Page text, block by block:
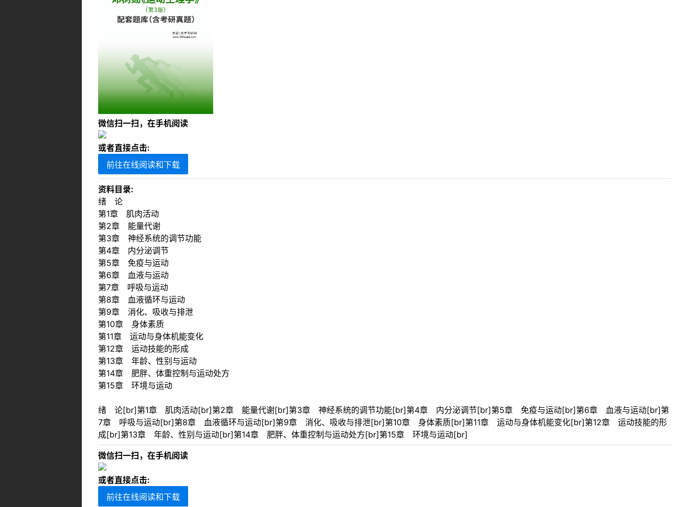
微信扫一扫，在手机阅读
或者直接点击:
前往在线阅读和下载
资料目录:
绪 论
第1章 肌肉活动
第2章 能量代谢
第3章 神经系统的调节功能
第4章 内分泌调节
第5章 免疫与运动
第6章 血液与运动
第7章 呼吸与运动
第8章 血液循环与运动
第9章 消化、吸收与排泄
第10章 身体素质
第11章 运动与身体机能变化
第12章 运动技能的形成
第13章 年龄、性别与运动
第14章 肥胖、体重控制与运动处方
第15章 环境与运动
绪 论[br]第1章 肌肉活动[br]第2章 能量代谢[br]第3章 神经系统的调节功能[br]第4章 内分泌调节[br]第5章 免疫与运动[br]第6章 血液与运动[br]第
7章 呼吸与运动[br]第8章 血液循环与运动[br]第9章 消化、吸收与排泄[br]第10章 身体素质[br]第11章 运动与身体机能变化[br]第12章 运动技能的形
成[br]第13章 年龄、性别与运动[br]第14章 肥胖、体重控制与运动处方[br]第15章 环境与运动[br]
微信扫一扫，在手机阅读
或者直接点击:
前往在线阅读和下载